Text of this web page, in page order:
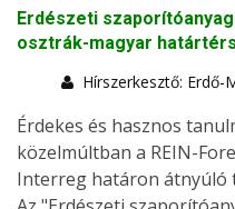
Erdészeti
osztrák-magyar
Hírszerkesztő: Erdő-
Érdekes és hasznos
közelmúltban a REIN-
Interreg határon átnyúló